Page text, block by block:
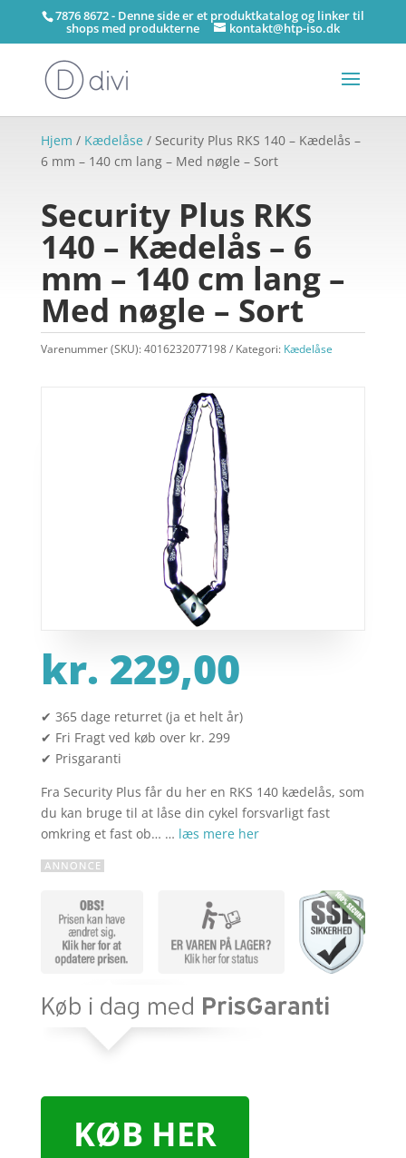
7876 8672 - Denne side er et produktkatalog og linker til
shops med produkterne kontakt@htp-iso.dk
Hjem / Kædelåse / Security Plus RKS 140 – Kædelås –
6 mm – 140 cm lang – Med nøgle – Sort
Security Plus RKS
140 – Kædelås – 6
mm – 140 cm lang –
Med nøgle – Sort
Varenummer (SKU):4016232077198 Kategori: Kædelåse
kr. 229,00
✔ 365 dage returret (ja et helt år)
✔ Fri Fragt ved køb over kr. 299
✔ Prisgaranti
Fra Security Plus får du her en RKS 140 kædelås, som
du kan bruge til at låse din cykel forsvarligt fast
omkring et fast ob… … læs mere her
KØB HER